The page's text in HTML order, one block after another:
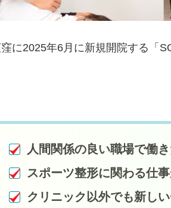
に2025年6月に新規開院する「
人間関係の良い職場で働
スポーツ整形に関わる仕
クリニック以外でも新し